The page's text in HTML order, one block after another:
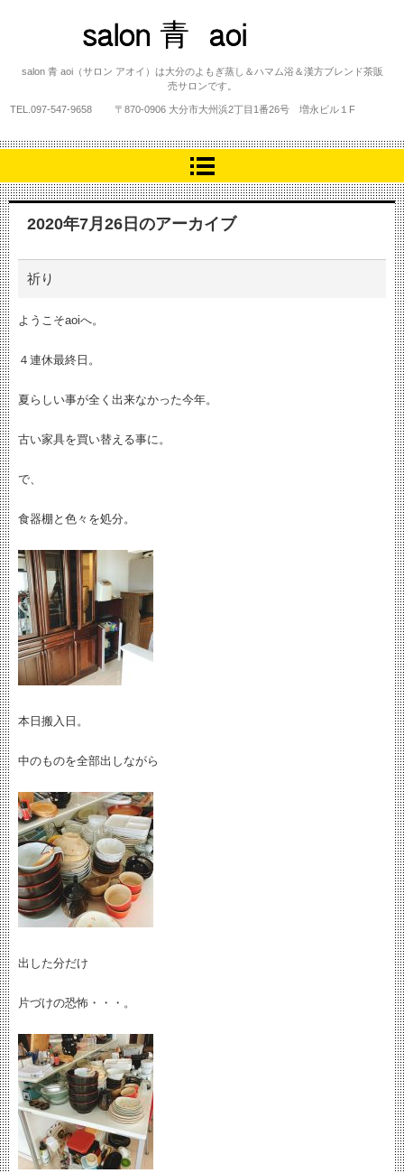
salon 青 aoi
salon 青 aoi（サロン アオイ）は大分のよもぎ蒸し＆ハマム浴＆漢方ブレンド茶販
売サロンです。
TEL. 097-547-9658 〒870-0906 大分市大州浜2丁目1番26号 増永ビル１F
2020年7月26日 のアーカイブ
祈り
ようこそaoiへ。
４連休最終日。
夏らしい事が全く出来なかった今年。
古い家具を買い替える事に。
で、
食器棚と色々を処分。
本日搬入日。
中のものを全部出しながら
出した分だけ
片づけの恐怖・・・。